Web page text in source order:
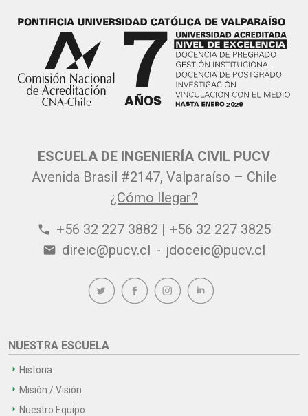
ESCUELA DE INGENIERÍA CIVIL PUCV
Avenida Brasil #2147, Valparaíso – Chile
¿Cómo llegar?
phone +56 32 227 3882 | +56 32 227 3825
email direic@pucv.cl - jdoceic@pucv.cl
NUESTRA ESCUELA
Historia
Misión / Visión
Nuestro Equipo